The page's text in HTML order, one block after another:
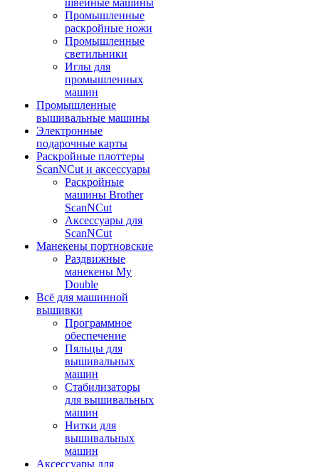
швейные машины
Промышленные
раскройные ножи
Промышленные
светильники
Иглы для
промышленных
машин
Промышленные
вышивальные машины
Электронные
подарочные карты
Раскройные плоттеры
ScanNCut и аксессуары
Раскройные
машины Brother
ScanNCut
Аксессуары для
ScanNCut
Манекены портновские
Раздвижные
манекены My
Double
Всё для машинной
вышивки
Программное
обеспечение
Пяльцы для
вышивальных
машин
Стабилизаторы
для вышивальных
машин
Нитки для
вышивальных
машин
Аксессуары для